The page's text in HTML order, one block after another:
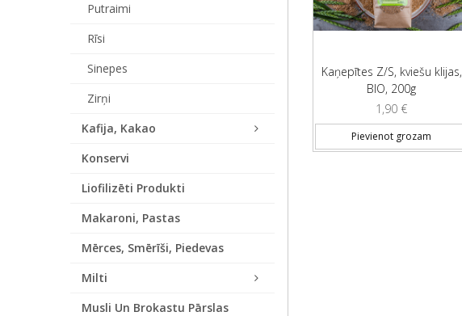
Kaņepītes Z/S, kviešu klijas,
BIO, 200g
1,90 €
Pievienot grozam
Putraimi
Rīsi
Sinepes
Zirņi
Kafija, Kakao
Konservi
Liofilizēti Produkti
Makaroni, Pastas
Mērces, Smērīši, Piedevas
Milti
Musli Un Brokastu Pārslas